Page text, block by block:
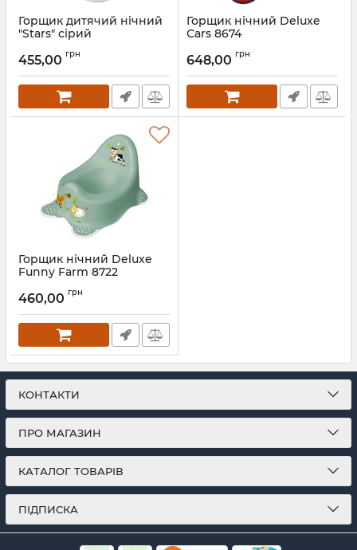
Горщик дитячий нічний
"Stars" сірий
455,00 грн
Горщик нічний Deluxe
Сars 8674
648,00 грн
Горщик нічний Deluxe
Funny Farm 8722
460,00 грн
КОНТАКТИ
ПРО МАГАЗИН
КАТАЛОГ ТОВАРІВ
ПІДПИСКА